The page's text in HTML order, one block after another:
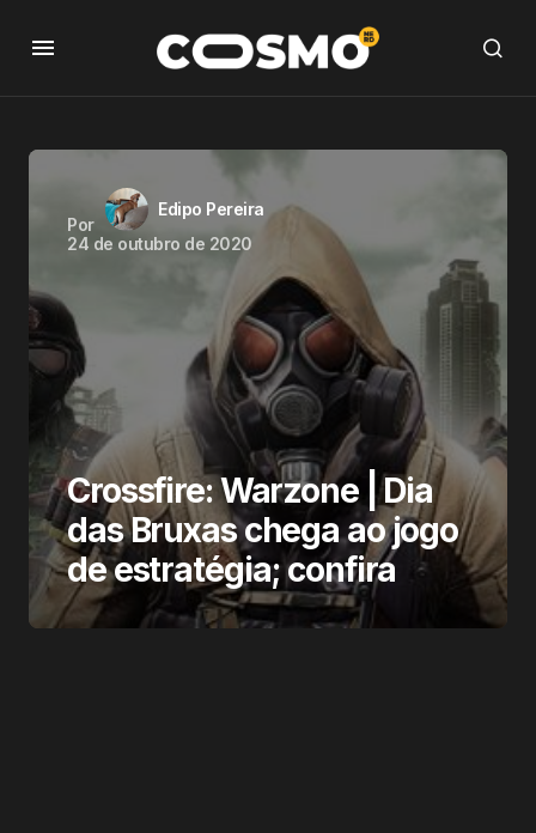
Por
Edipo Pereira
24 de outubro de 2020
Crossfire: Warzone | Dia
das Bruxas chega ao jogo
de estratégia; confira